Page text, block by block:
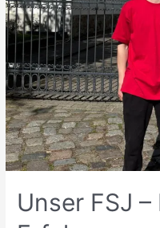
Unser FSJ